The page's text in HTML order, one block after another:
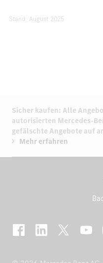
Stand: August 2025
Sicher kaufen: Alle
autorisierten Mercedes-
gefälschte Angebote auf
Mehr erfahren